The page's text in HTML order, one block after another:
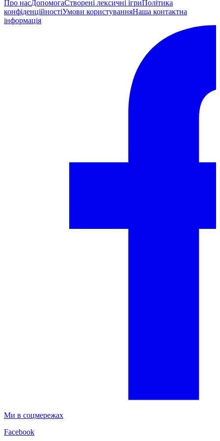
Про насДопомогаСтворені лексичні ігриПолітика
конфіденційностіУмови користуванняНаша контактна
інформація
Ми в соцмережах
Facebook